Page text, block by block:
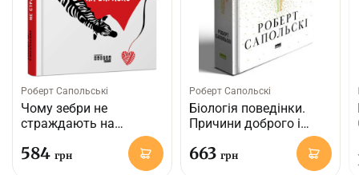
Роберт Сапольські
Чому зебри не
страждають на
584 грн
Роберт Сапольскі
Біологія поведінки.
Причини доброго і
663 грн